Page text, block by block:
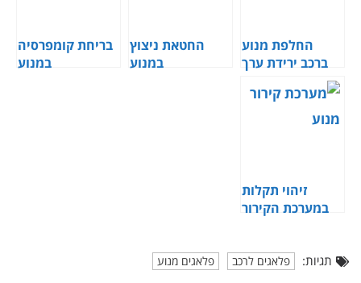
החלפת מנוע
ברכב ירידת ערך
החטאת ניצוץ
במנוע
בריחת קומפרסיה
במנוע
זיהוי תקלות
במערכת הקירור
תגיות: פלאגים לרכב פלאגים מנוע